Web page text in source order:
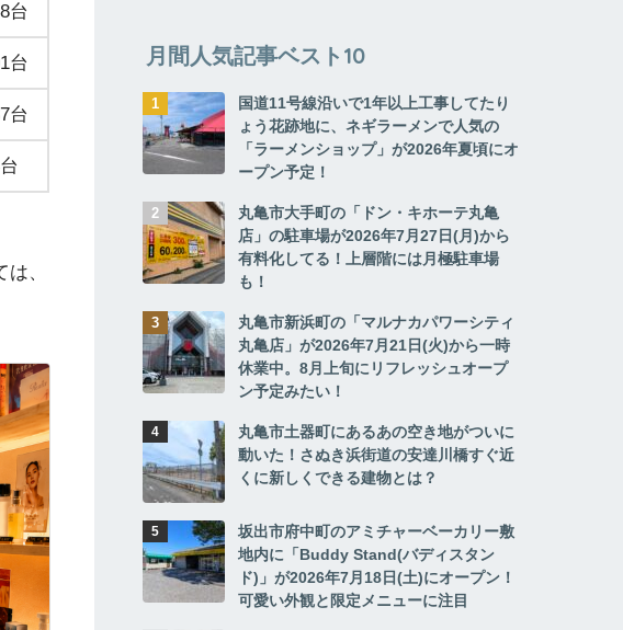
台
台
台
、
月間人気記事ベスト10
国道11号線沿いで1年以上工事してたり
ょう花跡地に、ネギラーメンで人気の
「ラーメンショップ」が2026年夏頃にオ
ープン予定！
丸亀市大手町の「ドン・キホーテ丸亀
店」の駐車場が2026年7月27日(月)から
有料化してる！上層階には月極駐車場
も！
丸亀市新浜町の「マルナカパワーシティ
丸亀店」が2026年7月21日(火)から一時
休業中。8月上旬にリフレッシュオープ
ン予定みたい！
丸亀市土器町にあるあの空き地がついに
動いた！さぬき浜街道の安達川橋すぐ近
くに新しくできる建物とは？
坂出市府中町のアミチャーベーカリー敷
地内に「Buddy Stand(バディスタン
ド)」が2026年7月18日(土)にオープン！
可愛い外観と限定メニューに注目